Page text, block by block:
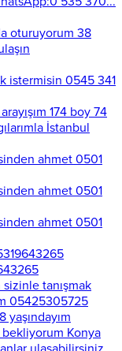
oturuyorum 38
istermisin 0545 341
174 boy 74
İstanbul
ahmet 0501
ahmet 0501
ahmet 0501
tanışmak
05425305725
yaşındayım
bekliyorum Konya